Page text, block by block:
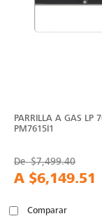
PARRILLA A GAS LP
PM7615I1
De$7,499.40
A $6,149.51
Comparar